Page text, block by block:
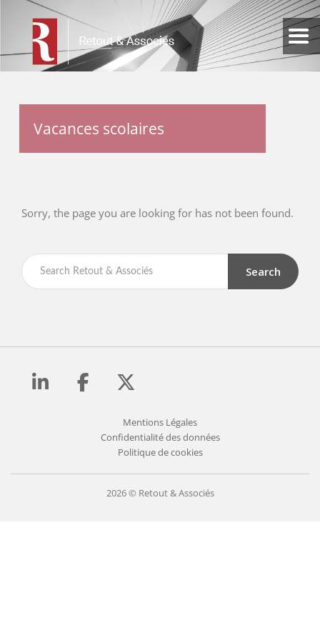
Vacances scolaires
Sorry, the page you are looking for has not been found.
Search
Mentions Légales
Confidentialité des données
Politique de cookies
2026 © Retout & Associés